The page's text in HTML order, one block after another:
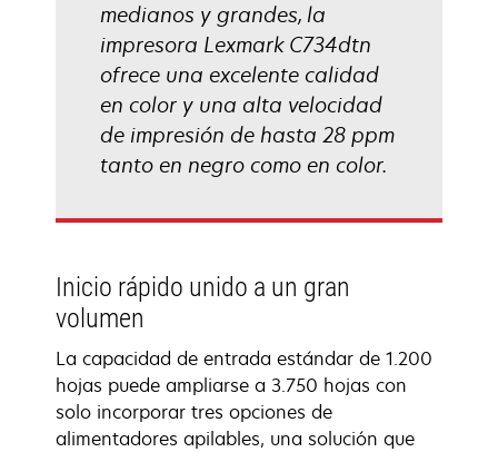
medianos y grandes, la
impresora Lexmark C734dtn
ofrece una excelente calidad
en color y una alta velocidad
de impresión de hasta 28 ppm
tanto en negro como en color.
Inicio rápido unido a un gran
volumen
La capacidad de entrada estándar de 1.200
hojas puede ampliarse a 3.750 hojas con
solo incorporar tres opciones de
alimentadores apilables, una solución que